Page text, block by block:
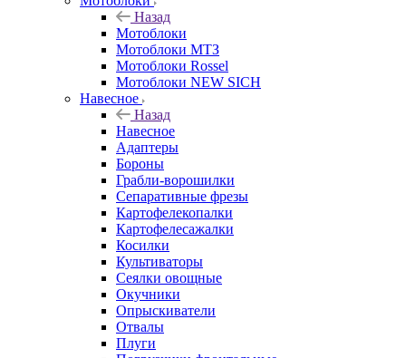
Назад
Мотоблоки
Мотоблоки МТЗ
Мотоблоки Rossel
Мотоблоки NEW SICH
Навесное
Назад
Навесное
Адаптеры
Бороны
Грабли-ворошилки
Сепаративные фрезы
Картофелекопалки
Картофелесажалки
Косилки
Культиваторы
Сеялки овощные
Окучники
Опрыскиватели
Отвалы
Плуги